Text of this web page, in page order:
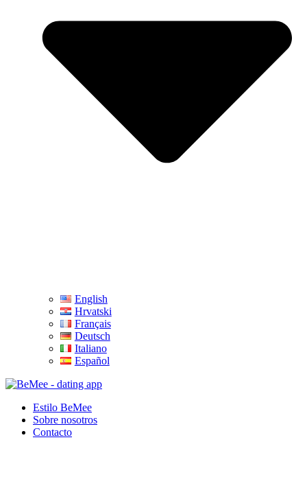
English
Hrvatski
Français
Deutsch
Italiano
Español
Estilo BeMee
Sobre nosotros
Contacto